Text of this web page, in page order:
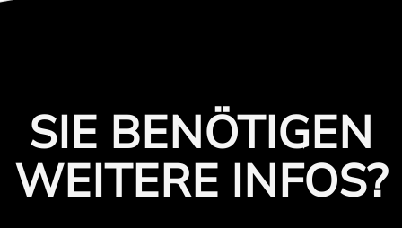
SIE BENÖTIGEN
WEITERE INFOS?